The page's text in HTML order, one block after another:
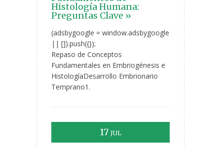
Histología Humana:
Preguntas Clave »
(adsbygoogle = window.adsbygoogle
|| []).push({});
Repaso de Conceptos
Fundamentales en Embriogénesis e
HistologíaDesarrollo Embrionario
Temprano1.
17 JUL